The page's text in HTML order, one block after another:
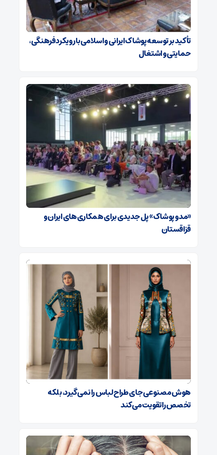
تأکید بر توسعه پوشاک ایرانی و اسلامی با رویکرد فرهنگی،
حمایتی و اشتغال
«مد و پوشاک» پل جدیدی برای همکاری‌های ایران و
قزاقستان
هوش مصنوعی جای طراح لباس را نمی‌گیرد، بلکه
تخصص را تقویت می‌کند